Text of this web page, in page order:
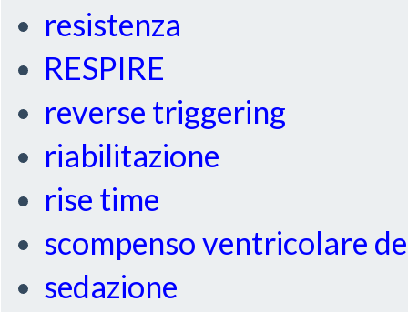
resistenza
RESPIRE
reverse triggering
riabilitazione
rise time
scompenso ventricolare
sedazione